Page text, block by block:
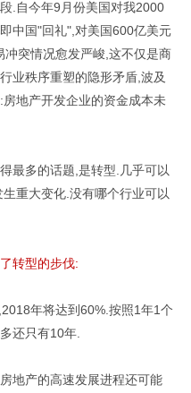
.自今年9月份美国对我2000
中国"回礼",对美国600亿美元
突情况愈发严峻,这不仅是商
业秩序重塑的隐形矛盾,波及
地产开发企业的资金成本未
最多的话题,是转型.几乎可以
重大变化.没有哪个行业可以
转型的步伐:
年将达到60%.按照1年1个
还只有10年.
地产的高速发展进程还可能